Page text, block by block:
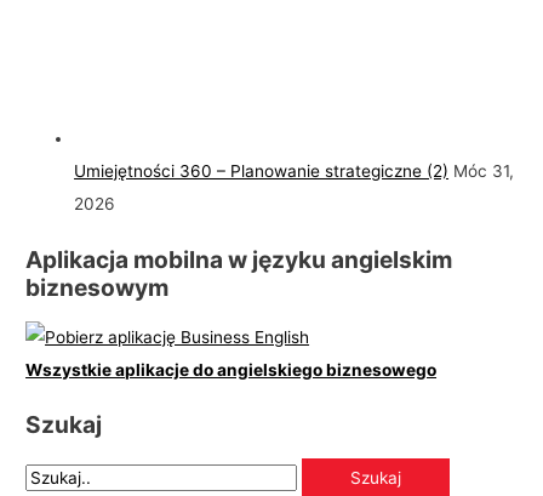
Umiejętności 360 – Planowanie strategiczne (2) Móc 31,
2026
Aplikacja mobilna w języku angielskim
biznesowym
Wszystkie aplikacje do angielskiego biznesowego
Szukaj